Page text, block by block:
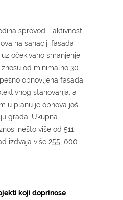
sprovodi i aktivnosti
na sanaciji fasada
očekivano smanjenje
od minimalno 30
obnovljena fasada
stanovanja, a
u planu je obnova još
grada. Ukupna
nešto više od 511.
izdvaja više 255. 000
koji doprinose